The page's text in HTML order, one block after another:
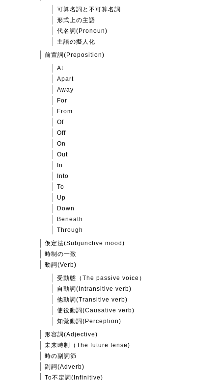
可算名詞と不可算名詞
形式上の主語
代名詞(Pronoun)
主語の擬人化
前置詞(Preposition)
At
Apart
Away
For
From
Of
Off
On
Out
In
Into
To
Up
Down
Beneath
Through
仮定法(Subjunctive mood)
時制の一致
動詞(Verb)
受動態（The passive voice）
自動詞(Intransitive verb)
他動詞(Transitive verb)
使役動詞(Causative verb)
知覚動詞(Perception)
形容詞(Adjective)
未来時制（The future tense)
時の副詞節
副詞(Adverb)
To不定詞(Infinitive)